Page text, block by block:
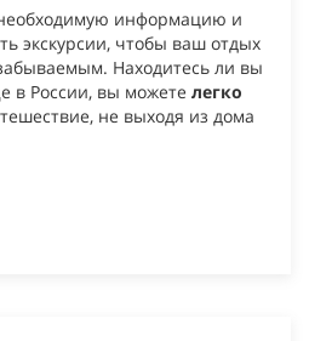
информацию и
экскурсии, чтобы ваш отдых
Находитесь ли вы
в России, вы можете легко
не выходя из дома